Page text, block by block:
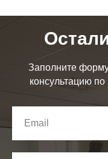
Заполните
консультацию